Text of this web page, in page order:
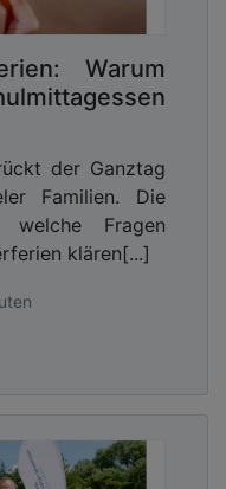
Warum
der Ganztag
Familien. Die
Fragen
klären[...]